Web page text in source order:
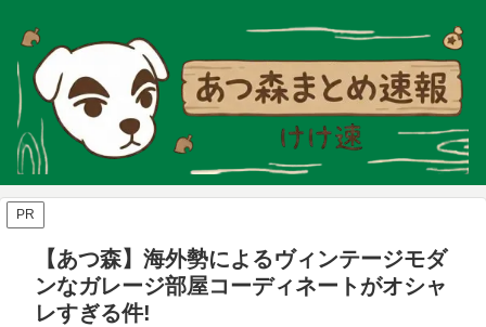
PR
【あつ森】海外勢によるヴィンテージモダ
ンなガレージ部屋コーディネートがオシャ
レすぎる件!